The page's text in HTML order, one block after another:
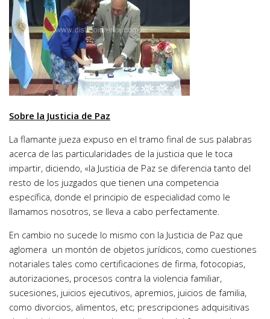
Sobre la Justicia de Paz
La flamante jueza expuso en el tramo final de sus palabras
acerca de las particularidades de la justicia que le toca
impartir, diciendo, «la Justicia de Paz se diferencia tanto del
resto de los juzgados que tienen una competencia
específica, donde el principio de especialidad como le
llamamos nosotros, se lleva a cabo perfectamente.
En cambio no sucede lo mismo con la Justicia de Paz que
aglomera un montón de objetos jurídicos, como cuestiones
notariales tales como certificaciones de firma, fotocopias,
autorizaciones, procesos contra la violencia familiar,
sucesiones, juicios ejecutivos, apremios, juicios de familia,
como divorcios, alimentos, etc; prescripciones adquisitivas